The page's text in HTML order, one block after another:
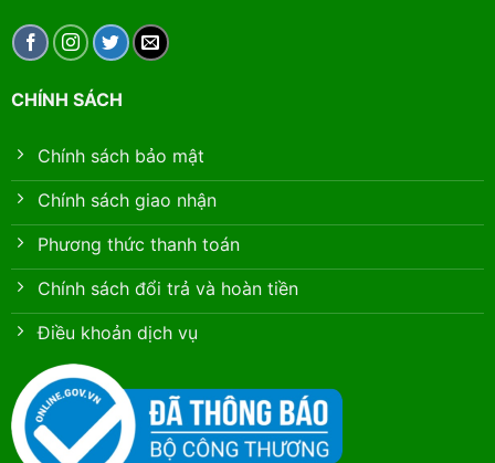
CHÍNH SÁCH
Chính sách bảo mật
Chính sách giao nhận
Phương thức thanh toán
Chính sách đổi trả và hoàn tiền
Điều khoản dịch vụ